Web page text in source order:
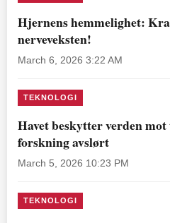
Hjernens hemmelighet:
nerveveksten!
March 6, 2026 3:22 AM
TEKNOLOGI
Havet beskytter verden
forskning avslørt
March 5, 2026 10:23 PM
TEKNOLOGI